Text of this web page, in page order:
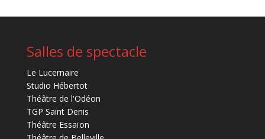
Salles de spectacle
Le Lucernaire
Studio Hébertot
Théâtre de l'Odéon
TGP Saint Denis
Théâtre Essaïon